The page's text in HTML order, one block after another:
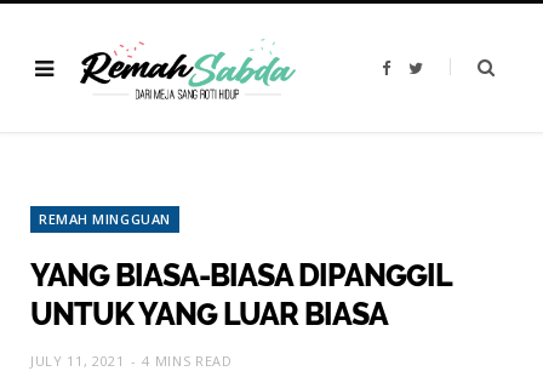
F
T
REMAH MINGGUAN
YANG BIASA-BIASA DIPANGGIL
UNTUK YANG LUAR BIASA
JULY 11, 2021 4 MINS READ